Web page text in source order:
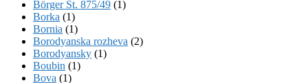
Börger St. 875/49 (1)
Borka (1)
Bornia (1)
Borodyanska rozheva (2)
Borodyansky (1)
Boubin (1)
Bova (1)